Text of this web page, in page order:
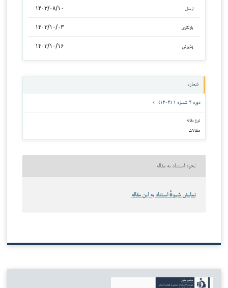
ارسال ۱۴۰۳/۰۸/۱۰
بازنگری ۱۴۰۳/۱۰/۰۳
پذیرش ۱۴۰۳/۱۰/۱۶
شماره
دوره ۴ شماره ۱ (۱۴۰۴)
نوع مقاله
مقالات
نحوه استناد به مقاله
نمایش شیوهٔ استناد به این مقاله